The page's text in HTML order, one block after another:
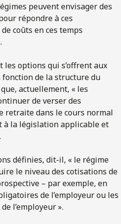
peuvent envisager des
répondre à ces
coûts en ces temps
options qui s’offrent aux
de la structure du
actuellement, « les
de verser des
retraite dans le cours normal
à la législation applicable et
définies, dit-il, « le régime
le niveau des cotisations de
– par exemple, en
de l’employeur ou les
l’employeur ».